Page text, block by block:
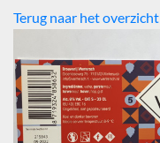
Terug naar het overzicht